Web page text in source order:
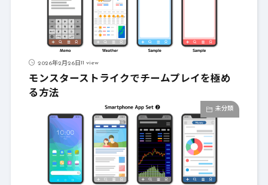
2026年2月26日11 view
モンスターストライクでチームプレイを極め
る方法
未分類